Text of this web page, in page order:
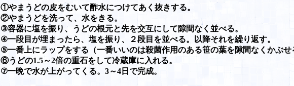
①やまうどの皮をむいて酢水につけてあく抜きする。
②やまうどを洗って、水をきる。
③容器に塩を振り、うどの根元と先を交互にして隙間なく並べる。
④一段目が埋まったら、塩を振り、２段目を並べる。以降それを繰り返す。
⑤一番上にラップをする（一番いいのは殺菌作用のある笹の葉を隙間なくかぶせ
⑥うどの1.5～2倍の重石をして冷蔵庫に入れる。
⑦一晩で水が上がってくる。3～4日で完成。